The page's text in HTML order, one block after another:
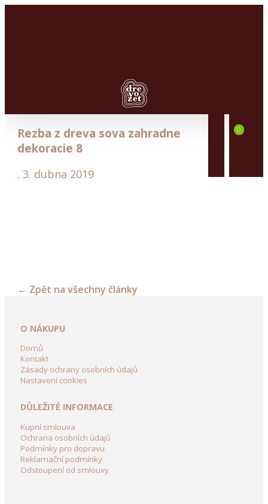
Dřevěné
větrné
Dřevěné
kolečka
a
vozíky
Dřevění
Panáci
z
břízy
Dřevěné
dekorace
do
zahrady
0
Rezba z dreva sova zahradne
dekoracie 8
. 3. dubna 2019
← Zpět na všechny články
O NÁKUPU
Domů
Kontakt
Zásady ochrany osobních údajů
Nastavení cookies
DŮLEŽITÉ INFORMACE
Kupní smlouva
Ochrana osobních údajů
Podmínky pro dopravu
Reklamační podmínky
Odstoupení od smlouvy